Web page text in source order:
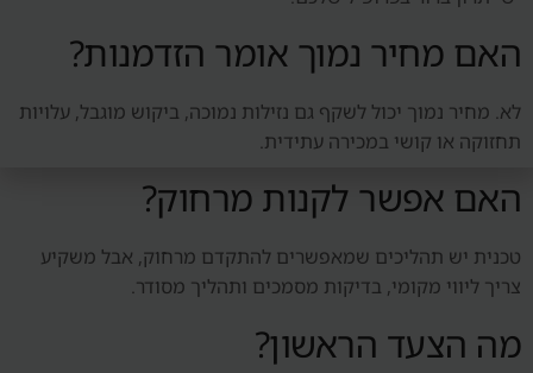
האם מחיר נמוך אומר הזדמנות?
לא. מחיר נמוך יכול לשקף גם נזילות נמוכה, ביקוש מוגבל, עלויות
תחזוקה או קושי במכירה עתידית.
האם אפשר לקנות מרחוק?
טכנית יש תהליכים שמאפשרים להתקדם מרחוק, אבל משקיע
צריך ליווי מקומי, בדיקות מסמכים ותהליך מסודר.
מה הצעד הראשון?